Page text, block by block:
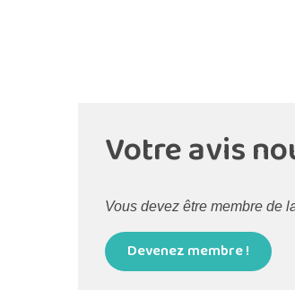
Votre avis
Vous devez être membre de
Devenez membre !